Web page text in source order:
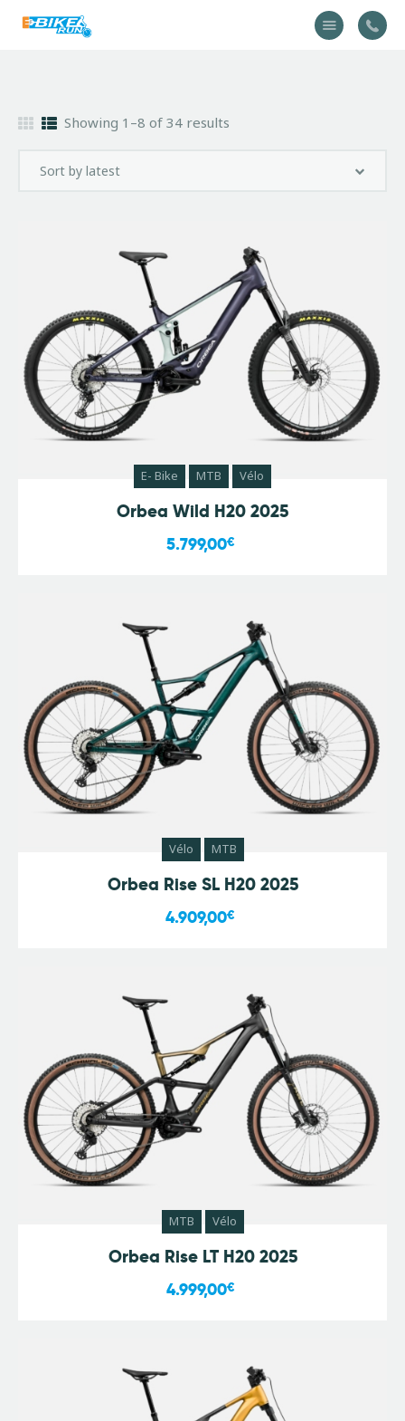
Vélo
Équipement
Contactez-nous
Showing 1–8 of 34 results
E- Bike MTB Vélo
Orbea Wild H20 2025
5.799,00€
Vélo MTB
Orbea Rise SL H20 2025
4.909,00€
MTB Vélo
Orbea Rise LT H20 2025
4.999,00€